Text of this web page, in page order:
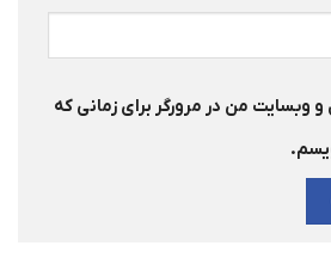
و وبسایت من در مرورگر برای زمانی که